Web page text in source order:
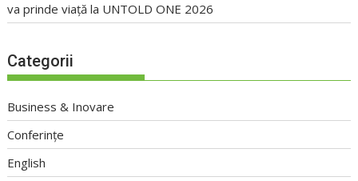
va prinde viață la UNTOLD ONE 2026
Categorii
Business & Inovare
Conferințe
English